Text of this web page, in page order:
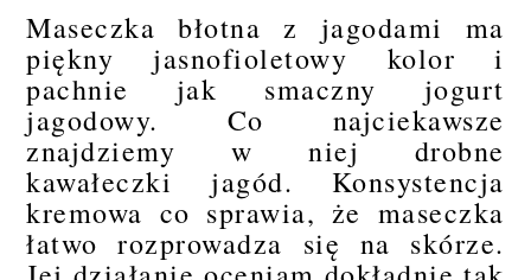
Maseczka błotna z jagodami ma
piękny jasnofioletowy kolor i
pachnie jak smaczny jogurt
jagodowy. Co najciekawsze
znajdziemy w niej drobne
kawałeczki jagód. Konsystencja
kremowa co sprawia, że maseczka
łatwo rozprowadza się na skórze.